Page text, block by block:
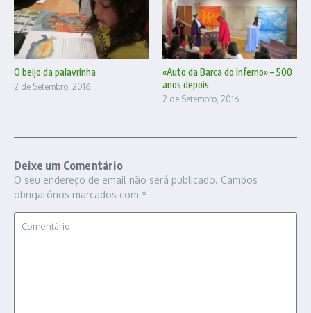
O beijo da palavrinha
2 de Setembro, 2016
«Auto da Barca do Inferno» – 500
anos depois
2 de Setembro, 2016
Deixe um Comentário
O seu endereço de email não será publicado. Campos
obrigatórios marcados com *